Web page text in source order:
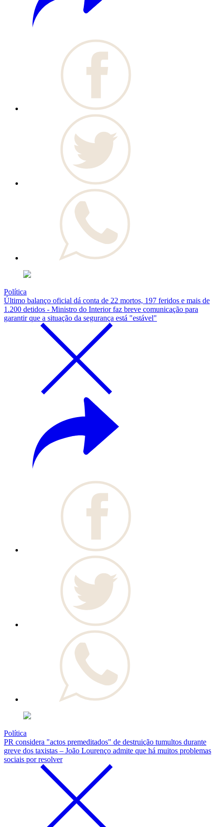
Política
Último balanço oficial dá conta de 22 mortos, 197 feridos e mais de
1.200 detidos - Ministro do Interior faz breve comunicação para
garantir que a situação da segurança está "estável"
Política
PR considera "actos premeditados" de destruição tumultos durante
greve dos taxistas – João Lourenço admite que há muitos problemas
sociais por resolver